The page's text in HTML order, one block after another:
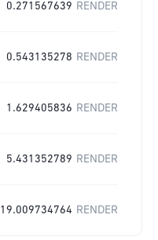
0.271567639 RENDER
0.543135278 RENDER
1.629405836 RENDER
5.431352789 RENDER
19.009734764 RENDER